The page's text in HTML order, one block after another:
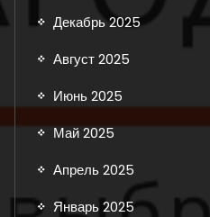
Декабрь 2025
Август 2025
Июнь 2025
Май 2025
Апрель 2025
Январь 2025